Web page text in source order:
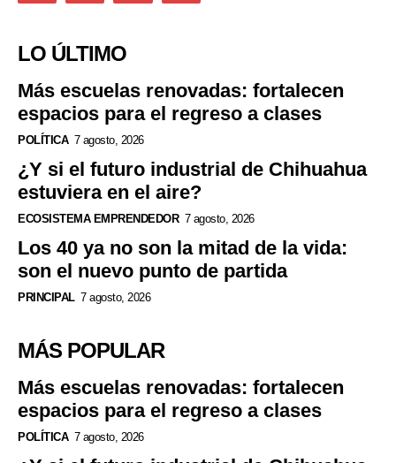
LO ÚLTIMO
Más escuelas renovadas: fortalecen
espacios para el regreso a clases
POLÍTICA 7 agosto, 2026
¿Y si el futuro industrial de Chihuahua
estuviera en el aire?
ECOSISTEMA EMPRENDEDOR 7 agosto, 2026
Los 40 ya no son la mitad de la vida:
son el nuevo punto de partida
PRINCIPAL 7 agosto, 2026
MÁS POPULAR
Más escuelas renovadas: fortalecen
espacios para el regreso a clases
POLÍTICA 7 agosto, 2026